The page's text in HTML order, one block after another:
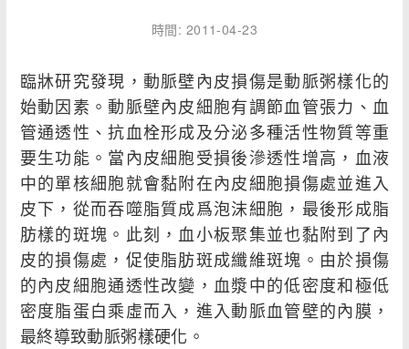
綜合
疾病
時間: 2011-04-23
臨牀研究發現，動脈壁內皮損傷是動脈粥樣化的
始動因素。動脈壁內皮細胞有調節血管張力、血
管通透性、抗血栓形成及分泌多種活性物質等重
要生功能。當內皮細胞受損後滲透性增高，血液
中的單核細胞就會黏附在內皮細胞損傷處並進入
皮下，從而吞噬脂質成爲泡沫細胞，最後形成脂
肪樣的斑塊。此刻，血小板聚集並也黏附到了內
皮的損傷處，促使脂肪斑成纖維斑塊。由於損傷
的內皮細胞通透性改變，血漿中的低密度和極低
密度脂蛋白乘虛而入，進入動脈血管壁的內膜，
最終導致動脈粥樣硬化。